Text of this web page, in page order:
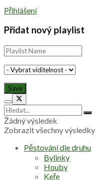
Přihlášení
Přidat nový playlist
Žádný výsledek
Zobrazit všechny výsledky
Pěstování dle druhu
Bylinky
Houby
Keře